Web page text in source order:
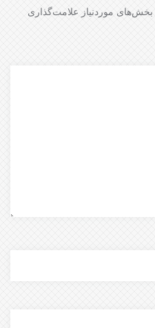
بخش‌های موردنیاز علامت‌گذاری